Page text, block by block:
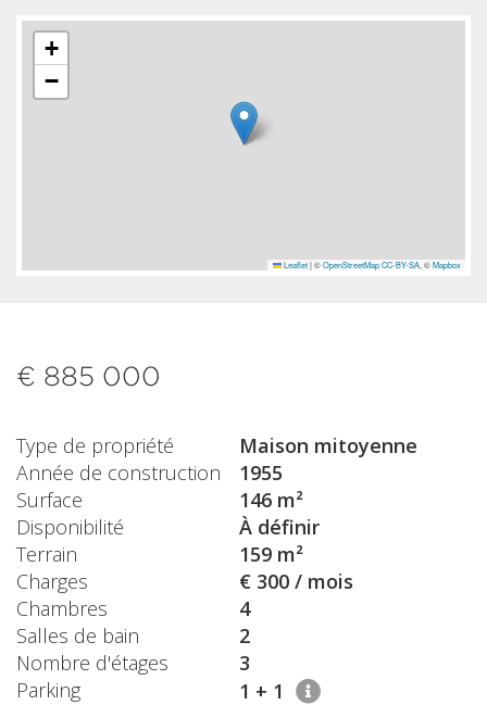
+
−
Leaflet |©OpenStreetMap CC-BY-SA, ©Mapbox
€ 885 000
Type de propriété
Maison mitoyenne
Année de construction
1955
Surface
146 m²
Disponibilité
À définir
Terrain
159 m²
Charges
€ 300 / mois
Chambres
4
Salles de bain
2
Nombre d'étages
3
Parking
1 + 1